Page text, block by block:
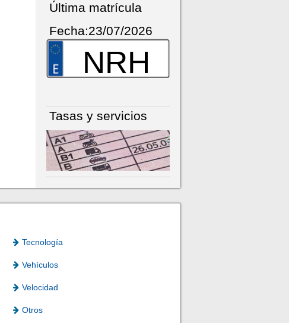
Última matrícula
Fecha:23/07/2026
NRH
Tasas y servicios
Tecnología
Vehículos
Velocidad
Otros